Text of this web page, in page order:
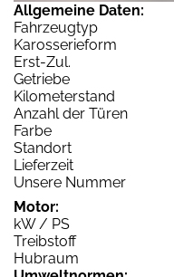
Allgemeine Daten:
Fahrzeugtyp
Karosserieform
Erst-Zul.
Getriebe
Kilometerstand
Anzahl der Türen
Farbe
Standort
Lieferzeit
Unsere Nummer
Motor:
kW / PS
Treibstoff
Hubraum